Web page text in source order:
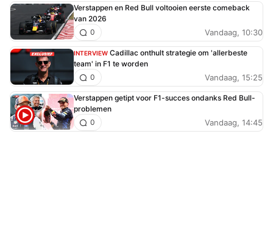
Verstappen en Red Bull voltooien eerste comeback
van 2026
Vandaag, 10:30
0
INTERVIEW Cadillac onthult strategie om 'allerbeste
team' in F1 te worden
Vandaag, 15:25
0
Verstappen getipt voor F1-succes ondanks Red Bull-
problemen
Vandaag, 14:45
0